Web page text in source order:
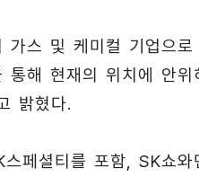
가스 및 케미컬 기업으로
통해 현재의 위치에 안위
밝혔다.
페셜티를 포함, SK쇼와